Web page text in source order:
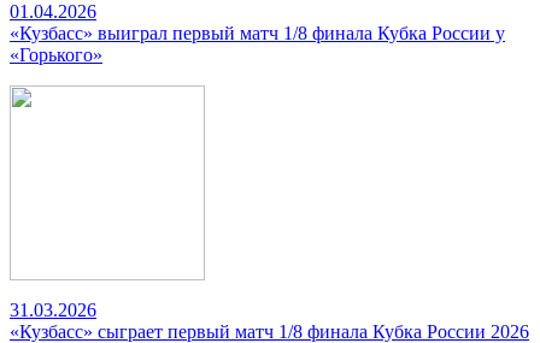
01.04.2026
«Кузбасс» выиграл первый матч 1/8 финала Кубка России у
«Горького»
31.03.2026
«Кузбасс» сыграет первый матч 1/8 финала Кубка России 2026